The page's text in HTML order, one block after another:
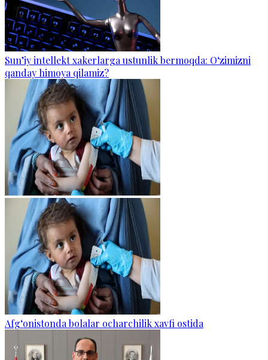
Sun’iy intellekt xakerlarga ustunlik bermoqda: O‘zimizni
qanday himoya qilamiz?
Afg‘onistonda bolalar ocharchilik xavfi ostida